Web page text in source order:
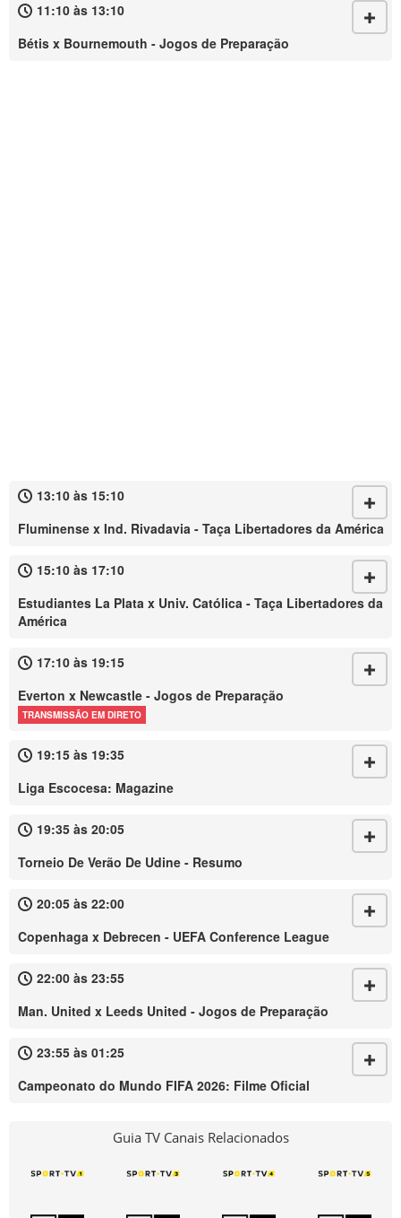
11:10 às 13:10
Bétis x Bournemouth - Jogos de Preparação
13:10 às 15:10
Fluminense x Ind. Rivadavia - Taça Libertadores da América
15:10 às 17:10
Estudiantes La Plata x Univ. Católica - Taça Libertadores da
América
17:10 às 19:15
Everton x Newcastle - Jogos de Preparação
TRANSMISSÃO EM DIRETO
19:15 às 19:35
Liga Escocesa: Magazine
19:35 às 20:05
Torneio De Verão De Udine - Resumo
20:05 às 22:00
Copenhaga x Debrecen - UEFA Conference League
22:00 às 23:55
Man. United x Leeds United - Jogos de Preparação
23:55 às 01:25
Campeonato do Mundo FIFA 2026: Filme Oficial
Guia TV Canais Relacionados